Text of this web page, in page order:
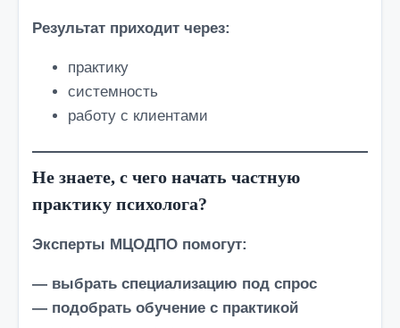
Результат приходит через:
практику
системность
работу с клиентами
Не знаете, с чего начать частную
практику психолога?
Эксперты МЦОДПО помогут:
— выбрать специализацию под спрос
— подобрать обучение с практикой